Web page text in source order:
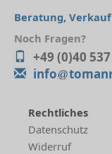
Beratung,
Noch Fragen?
+49 (0)40
info
Rechtliches
Datenschutz
Widerruf